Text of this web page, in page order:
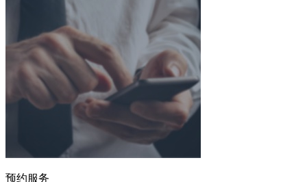
预约服务